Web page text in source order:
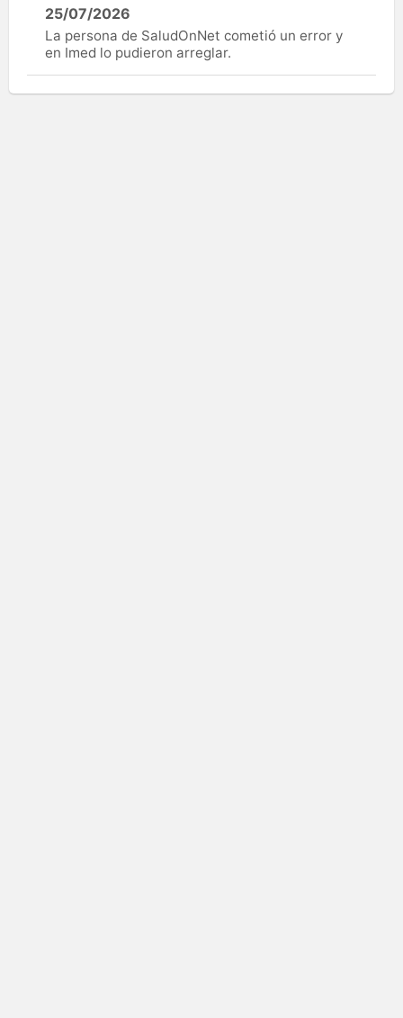
25/07/2026
La persona de SaludOnNet cometió un error y
en Imed lo pudieron arreglar.